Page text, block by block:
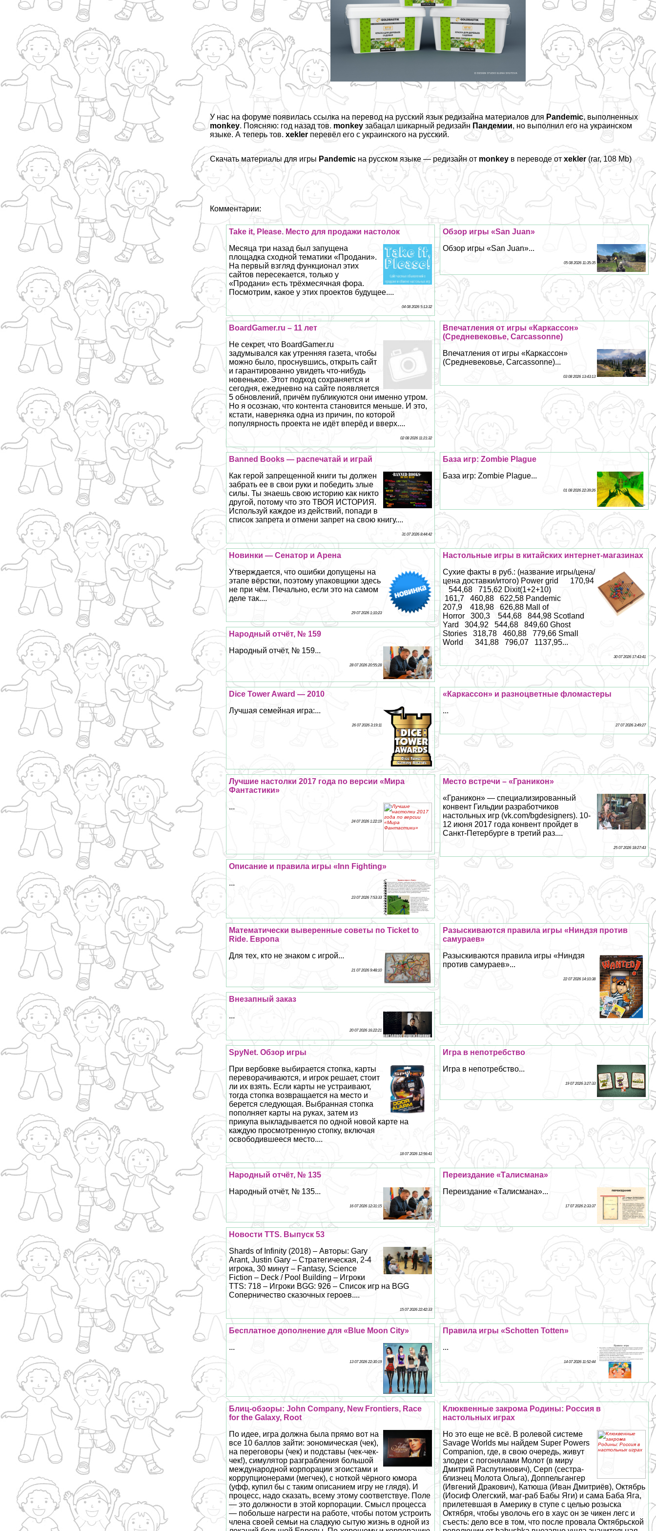
У нас на форуме появилась ссылка на перевод на русский язык редизайна материалов дляPandemic, выполненных
monkey. Поясняю: год назад тов. monkey забацал шикарный редизайн Пандемии, но выполнил его на украинском
языке. А теперь тов.xekler перевёл его с украинского на русский.
Скачать материалы для игры Pandemic на русском языке — редизайн от monkey в переводе отxekler (rar, 108 Mb)
Комментарии:
Обзор игры «San Juan»
Обзор игры «San Juan»...
05 08 2026 11:35:35
Take it, Please. Место для продажи настолок
Месяца три назад был запущена
площадка сходной тематики «Продани».
На первый взгляд функционал этих
сайтов пересекается, только у
«Продани» есть трёхмecячная фора.
Посмотрим, какое у этих проектов будущее....
04 08 2026 5:13:32
Впечатления от игры «Каркассон»
(Средневековье, Carcassonne)
Впечатления от игры «Каркассон»
(Средневековье, Carcassonne)...
03 08 2026 13:43:13
BoardGamer.ru – 11 лет
Не секрет, что BoardGamer.ru
задумывался как утренняя газета, чтобы
можно было, проснувшись, открыть сайт
и гарантированно увидеть что-нибудь
новенькое. Этот подход сохраняется и
сегодня, ежедневно на сайте появляется
5 обновлений, причём публикуются они именно утром.
Но я осознаю, что контента становится меньше. И это,
кстати, наверняка одна из причин, по которой
популярность проекта не идёт вперёд и вверх....
02 08 2026 11:21:32
База игр: Zombie Plague
База игр: Zombie Plague...
01 08 2026 22:39:26
Banned Books — распечатай и играй
Как герой запрещенной книги ты должен
забрать ее в свои руки и победить злые
силы. Ты знаешь свою историю как никто
другой, потому что это ТВОЯ ИСТОРИЯ.
Используй каждое из действий, попади в
список запрета и отмени запрет на свою книгу....
31 07 2026 8:44:42
Настольные игры в китайских интернет-магазинах
Сухие факты в руб.: (название игры/цена/
цена доставки/итого) Power grid 170,94
544,68 715,62 Dixit(1+2+10)
161,7 460,88 622,58 Pandemic
207,9 418,98 626,88 Mall of
Horror 300,3 544,68 844,98 Scotland
Yard 304,92 544,68 849,60 Ghost
Stories 318,78 460,88 779,66 Small
World 341,88 796,07 1137,95...
30 07 2026 17:43:41
Новинки — Сенатор и Арена
Утверждается, что ошибки допущены на
этапе вёрстки, поэтому упаковщики здесь
не при чём. Печально, если это на самом
деле так....
29 07 2026 1:10:23
Народный отчёт, № 159
Народный отчёт, № 159...
28 07 2026 20:55:28
«Каркассон» и разноцветные фломастеры
...
27 07 2026 3:49:27
Dice Tower Award — 2010
Лучшая семейная игра:...
26 07 2026 3:19:11
Место встречи – «Граникон»
«Граникон» — специализированный
конвент Гильдии разработчиков
настольных игр (vk.com/bgdesigners). 10-
12 июня 2017 года конвент пройдет в
Санкт-Петербурге в третий раз....
25 07 2026 18:27:43
Лучшие настолки 2017 года по версии «Мира
Фантастики»
...
24 07 2026 1:22:19
Описание и правила игры «Inn Fighting»
...
23 07 2026 7:53:33
Разыскиваются правила игры «Ниндзя против
самураев»
Разыскиваются правила игры «Ниндзя
против самураев»...
22 07 2026 14:10:38
Математически выверенные советы по Ticket to
Ride. Европа
Для тех, кто не знаком с игрой...
21 07 2026 9:48:10
Внезапный заказ
...
20 07 2026 16:22:21
Игра в непотребство
Игра в непотребство...
19 07 2026 3:27:33
SpyNet. Обзор игры
При вербовке выбирается стопка, карты
переворачиваются, и игрок решает, стоит
ли их взять. Если карты не устраивают,
тогда стопка возвращается на место и
берется следующая. Выбранная стопка
пополняет карты на руках, затем из
прикупа выкладывается по одной новой карте на
каждую просмотренную стопку, включая
освободившееся место....
18 07 2026 12:56:41
Переиздание «Талисмана»
Переиздание «Талисмана»...
17 07 2026 2:33:37
Народный отчёт, № 135
Народный отчёт, № 135...
16 07 2026 12:31:15
Новости TTS. Выпуск 53
Shards of Infinity (2018) – Авторы: Gary
Arant, Justin Gary – Стратегическая, 2-4
игрока, 30 минут – Fantasy, Science
Fiction – Deck / Pool Building – Игроки
TTS: 718 – Игроки BGG: 926 – Список игр на BGG
Соперничество сказочных героев....
15 07 2026 22:42:33
Правила игры «Schotten Totten»
...
14 07 2026 11:52:44
Бесплатное дополнение для «Blue Moon City»
...
13 07 2026 22:30:19
Клюквенные закрома Родины: Россия в
настольных играх
Но это еще не всё. В ролевой системе
Savage Worlds мы найдем Super Powers
Companion, где, в свою очередь, живут
злодеи с погонялами Молот (в миру
Дмитрий Распутинович), Серп (сестра-
близнец Молота Ольга), Доппельгангер
(Ивгений Дpaкович), Катюша (Иван Дмитриёв), Октябрь
(Иосиф Олегский, маг-раб Бабы Яги) и сама Баба Яга,
прилетевшая в Америку в ступе с целью розыска
Октября, чтобы уволочь его в хаус он зе чикен легс и
съесть: дело все в том, что после провала Октябрьской
Блиц-обзоры: John Company, New Frontiers, Race
for the Galaxy, Root
По идее, игра должна была прямо вот на
все 10 баллов зайти: эономическая (чек),
на переговоры (чек) и подставы (чек-чек-
чек!), симулятор разграбления большой
международной корпорации эгоистами и
коррупционерами (мегчек), с ноткой чёрного юмора
(уфф, купил бы с таким описанием игру не глядя). И
процесс, надо сказать, всему этому соответствуе. Поле
— это должности в этой корпорации. Смысл процесса
— побольше нагрести на работе, чтобы потом устроить
члeна своей семьи на сладкую сытую жизнь в одной из